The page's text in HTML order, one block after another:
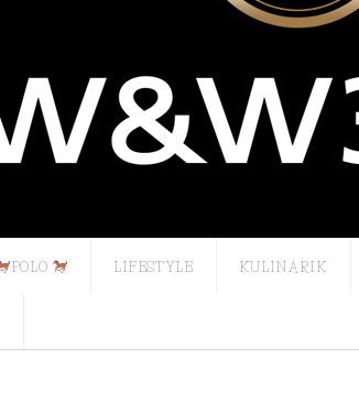
POLO LIFESTYLE KULINARIK